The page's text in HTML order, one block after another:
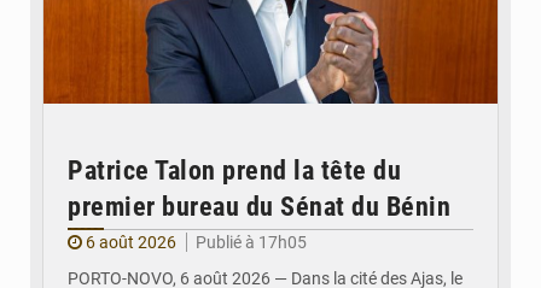
Patrice Talon prend la tête du
premier bureau du Sénat du Bénin
6 août 2026
Publié à 17h05
PORTO-NOVO, 6 août 2026 — Dans la cité des Ajas, le